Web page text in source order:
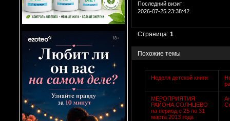
Последний визит:
2026-07-25 23:38:42
Страница:1
Похожие темы
Неделя детской книги
МЕРОПРИЯТИЯ
РАЙОНА СОЛНЦЕВО
на период с 25 по 31
марта 2013 года